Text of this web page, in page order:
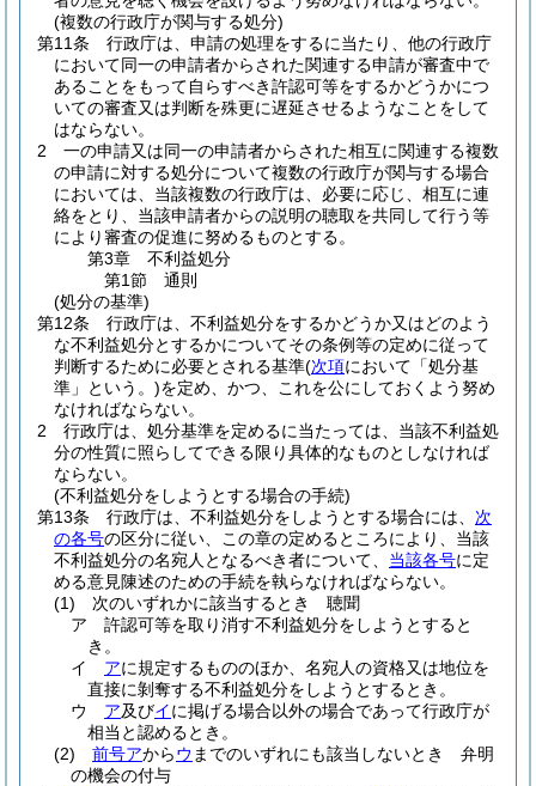
(複数の行政庁が関与する処分)
第11条
行政庁は、申請の処理をするに当たり、他の行政庁
において同一の申請者からされた関連する申請が審査中で
あることをもって自らすべき許認可等をするかどうかにつ
いての審査又は判断を殊更に遅延させるようなことをして
はならない。
2
一の申請又は同一の申請者からされた相互に関連する複数
の申請に対する処分について複数の行政庁が関与する場合
においては、当該複数の行政庁は、必要に応じ、相互に連
絡をとり、当該申請者からの説明の聴取を共同して行う等
により審査の促進に努めるものとする。
第3章
不利益処分
第1節
通則
(処分の基準)
第12条
行政庁は、不利益処分をするかどうか又はどのよう
な不利益処分とするかについてその条例等の定めに従って
判断するために必要とされる基準(次項において「処分基
準」という。)を定め、かつ、これを公にしておくよう努め
なければならない。
2
行政庁は、処分基準を定めるに当たっては、当該不利益処
分の性質に照らしてできる限り具体的なものとしなければ
ならない。
(不利益処分をしようとする場合の手続)
第13条
行政庁は、不利益処分をしようとする場合には、 次
の各号の区分に従い、この章の定めるところにより、当該
不利益処分の名宛人となるべき者について、 当該各号に定
める意見陳述のための手続を執らなければならない。
(1)
次のいずれかに該当するとき 聴聞
ア
許認可等を取り消す不利益処分をしようとすると
き。
イ
アに規定するもののほか、名宛人の資格又は地位を
直接に剝奪する不利益処分をしようとするとき。
ウ
ア及びイに掲げる場合以外の場合であって行政庁が
相当と認めるとき。
(2)
前号アからウ までのいずれにも該当しないとき 弁明
の機会の付与